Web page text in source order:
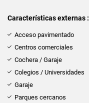
Características externas :
Acceso pavimentado
Centros comerciales
Cochera / Garaje
Colegios / Universidades
Garaje
Parques cercanos